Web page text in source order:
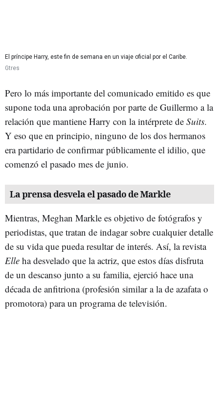
El príncipe Harry, este fin de semana en un viaje oficial por el Caribe.
Gtres
Pero lo más importante del comunicado emitido es que
supone toda una aprobación por parte de Guillermo a la
relación que mantiene Harry con la intérprete de Suits.
Y eso que en principio, ninguno de los dos hermanos
era partidario de confirmar públicamente el idilio, que
comenzó el pasado mes de junio.
La prensa desvela el pasado de Markle
Mientras, Meghan Markle es objetivo de fotógrafos y
periodistas, que tratan de indagar sobre cualquier detalle
de su vida que pueda resultar de interés. Así, la revista
Elle ha desvelado que la actriz, que estos días disfruta
de un descanso junto a su familia, ejerció hace una
década de anfitriona (profesión similar a la de azafata o
promotora) para un programa de televisión.